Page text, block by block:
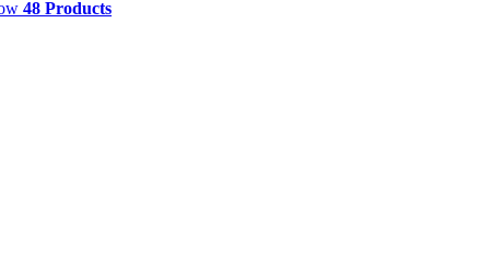
48 Products